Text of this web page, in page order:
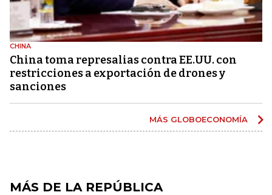
CHINA
China toma represalias contra EE.UU. con
restricciones a exportación de drones y
sanciones
MÁS GLOBOECONOMÍA
MÁS DE LA REPÚBLICA